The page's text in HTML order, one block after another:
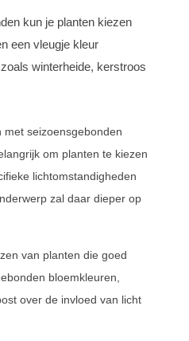
kun je planten kiezen
een vleugje kleur
winterheide, kerstroos
seizoensgebonden
om planten te kiezen
lichtomstandigheden
zal daar dieper op
van planten die goed
bloemkleuren,
over de invloed van licht